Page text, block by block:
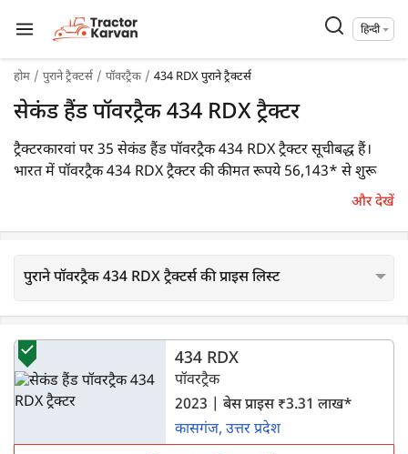
हिन्दी
होम पुराने ट्रैक्टर्स पॉवरट्रैक 434 RDX पुराने ट्रैक्टर्स
सेकंड हैंड पॉवरट्रैक 434 RDX ट्रैक्टर
ट्रैक्टरकारवां पर 35 सेकंड हैंड पॉवरट्रैक 434 RDX ट्रैक्टर सूचीबद्ध हैं।
भारत में पॉवरट्रैक 434 RDX ट्रैक्टर की कीमत रूपये 56,143* से शुरू
होती है। आप अपने आस-पास के लोकेशन में इस ट्रैक्टर को ढूंढने के लिए
और देखें
पुराने पॉवरट्रैक 434 RDX ट्रैक्टर्स की प्राइस लिस्ट
434 RDX
पॉवरट्रैक
2023 | बेस प्राइस ₹3.31 लाख*
कासगंज, उत्तर प्रदेश